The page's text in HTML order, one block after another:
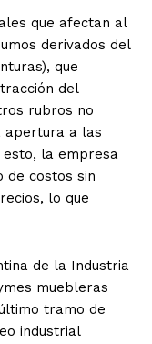
que afectan al
derivados del
que
del
rubros no
apertura a las
la empresa
de costos sin
lo que
de la Industria
muebleras
tramo de
industrial